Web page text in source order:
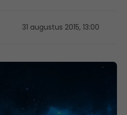
31 augustus 2015, 13:00